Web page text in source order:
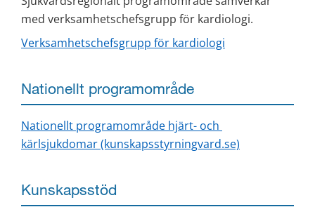
med verksamhetschefsgrupp för kardiologi.
Verksamhetschefsgrupp för kardiologi
Nationellt programområde
Nationellt programområde hjärt- och
kärlsjukdomar (kunskapsstyrningvard.se)
Kunskapsstöd